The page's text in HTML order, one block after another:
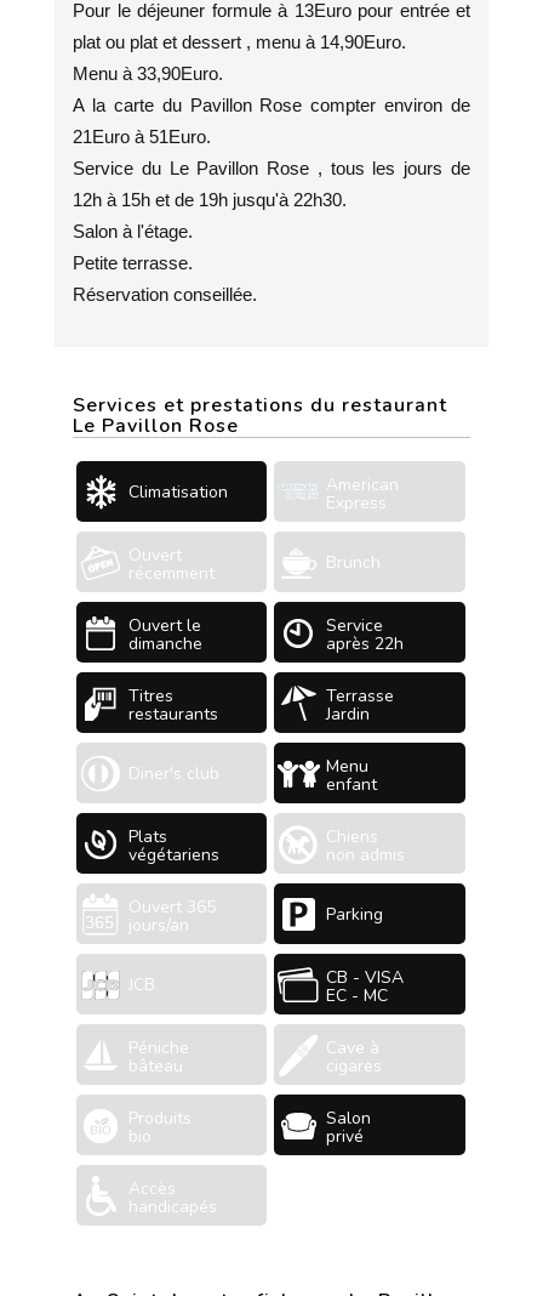
Pour le déjeuner formule à 13Euro pour entrée et
plat ou plat et dessert , menu à 14,90Euro.
Menu à 33,90Euro.
A la carte du Pavillon Rose compter environ de
21Euro à 51Euro.
Service du Le Pavillon Rose , tous les jours de
12h à 15h et de 19h jusqu'à 22h30.
Salon à l'étage.
Petite terrasse.
Réservation conseillée.
Services et prestations du restaurant
Le Pavillon Rose
Climatisation American
Express
Ouvert
récemment Brunch
Ouvert le
dimanche
Service
après 22h
Titres
restaurants
Terrasse
Jardin
Diner's club Menu
enfant
Plats
végétariens
Chiens
non admis
Ouvert 365
jours/an Parking
JCB CB - VISA
EC - MC
Péniche
bâteau
Cave à
cigares
Produits
bio
Salon
privé
Accès
handicapés